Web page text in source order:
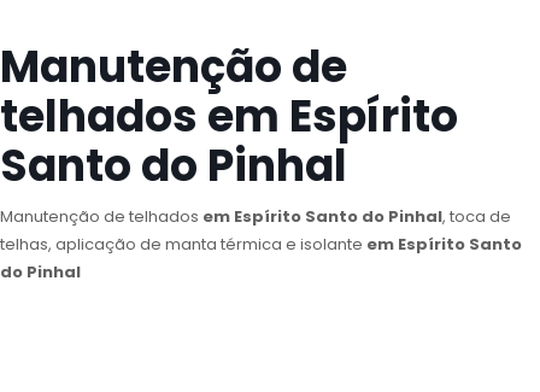
Manutenção de
telhados em Espírito
Santo do Pinhal
Manutenção de telhados em Espírito Santo do Pinhal, toca de
telhas, aplicação de manta térmica e isolante em Espírito Santo
do Pinhal